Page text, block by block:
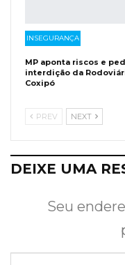
INSEGURANÇA
MP aponta riscos e
interdição da
Coxipó
PREV NEXT
DEIXE UMA
Seu